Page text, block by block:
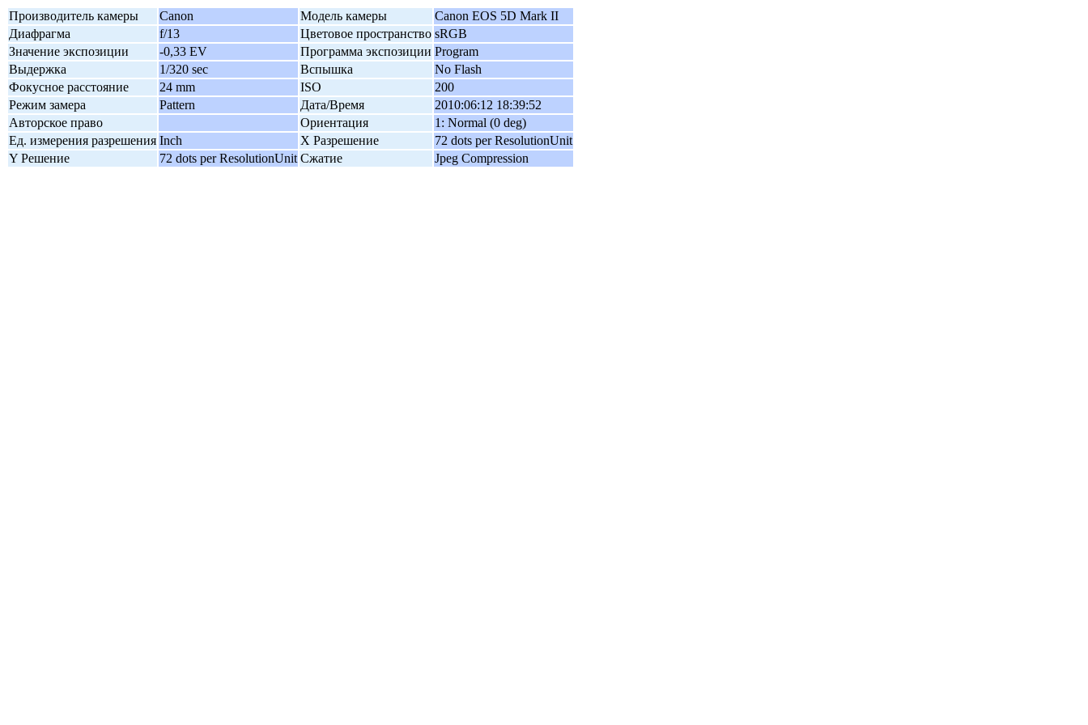
Производитель камеры Canon Модель камеры
Canon EOS 5D Mark II
Диафрагма
f/13 Цветовое пространство sRGB
Значение экспозиции
-0,33 EV Программа экспозиции Program
Выдержка
1/320 sec Вспышка
No Flash
Фокусное расстояние
24 mm ISO
200
Режим замера
Pattern Дата/Время
2010:06:12 18:39:52
Авторское право
Ориентация
1: Normal (0 deg)
Ед. измерения разрешения Inch X Разрешение
72 dots per ResolutionUnit
Y Решение
72 dots per ResolutionUnit Сжатие Jpeg Compression